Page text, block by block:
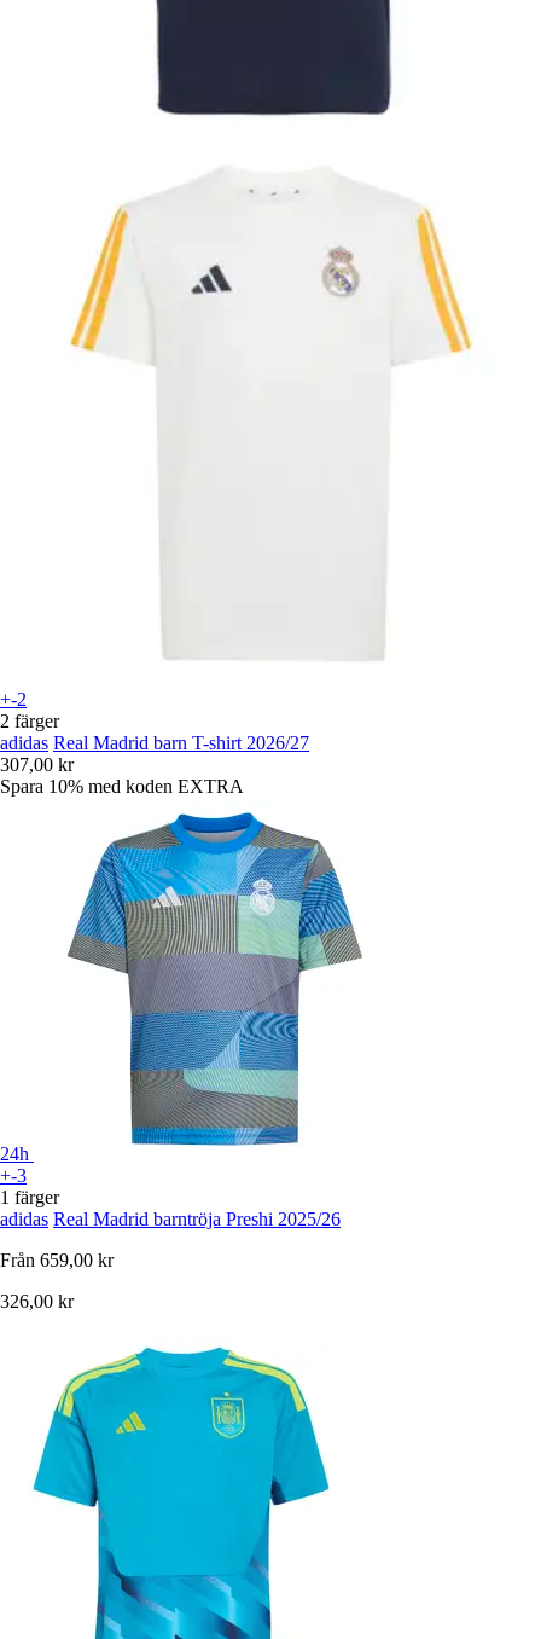
+-2
2 färger
adidas Real Madrid barn T-shirt 2026/27
307,00 kr
Spara 10% med koden EXTRA
24h
+-3
1 färger
adidas Real Madrid barntröja Preshi 2025/26
Från 659,00 kr
326,00 kr